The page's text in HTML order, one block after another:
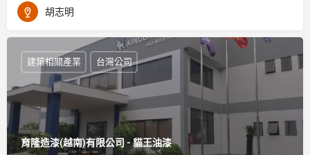
胡志明
育隆造漆(越南)有限公司 - 貓王油漆
建築相關產業 台灣公司